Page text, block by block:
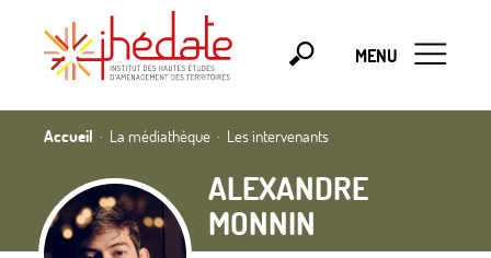
MENU
Accueil La médiathèque Les intervenants
ALEXANDRE
MONNIN